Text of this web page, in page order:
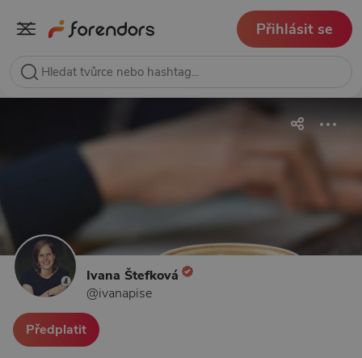
Přihlásit se
Ivana Štefková
@ivanapise
Předplatit